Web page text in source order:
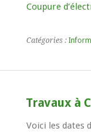
Coupure
Catégories :
Travaux à
Voici les dates